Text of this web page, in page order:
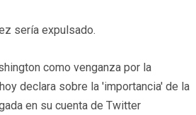
sería expulsado.
como venganza por la
declara sobre la 'importancia' de la
en su cuenta de Twitter